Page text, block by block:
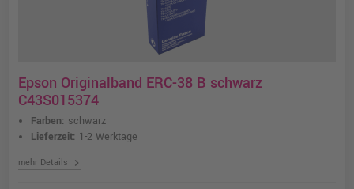
Epson Originalband ERC-38 B schwarz
C43S015374
Farben: schwarz
Lieferzeit: 1-2 Werktage
mehr Details chevron_right